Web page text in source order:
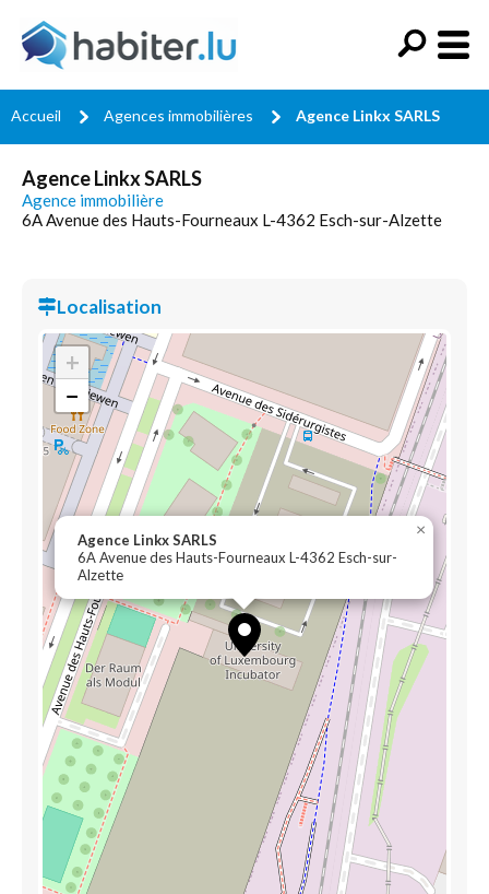
Accueil Agences immobilières Agence Linkx SARLS
Agence Linkx SARLS
Agence immobilière
6A Avenue des Hauts-Fourneaux L-4362 Esch-sur-Alzette
Localisation
Agence Linkx SARLS
6A Avenue des Hauts-Fourneaux L-4362 Esch-sur-
Alzette
×
+
−